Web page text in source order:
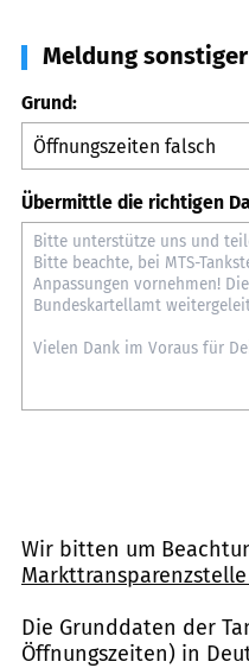
Meldung
Grund:
Übermittle die richtigen
Wir bitten um
Die Grunddaten der
Öffnungszeiten) in